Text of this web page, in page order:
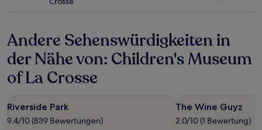
Andere Sehenswürdigkeiten in
der Nähe von: Children's Museum
of La Crosse
Riverside Park
9.4/10 (839 Bewertungen)
The Wine Guyz
2.0/10 (1 Bewertung)